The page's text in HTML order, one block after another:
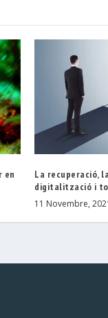
en
La recuperació,
digitalització i
11 Novembre,